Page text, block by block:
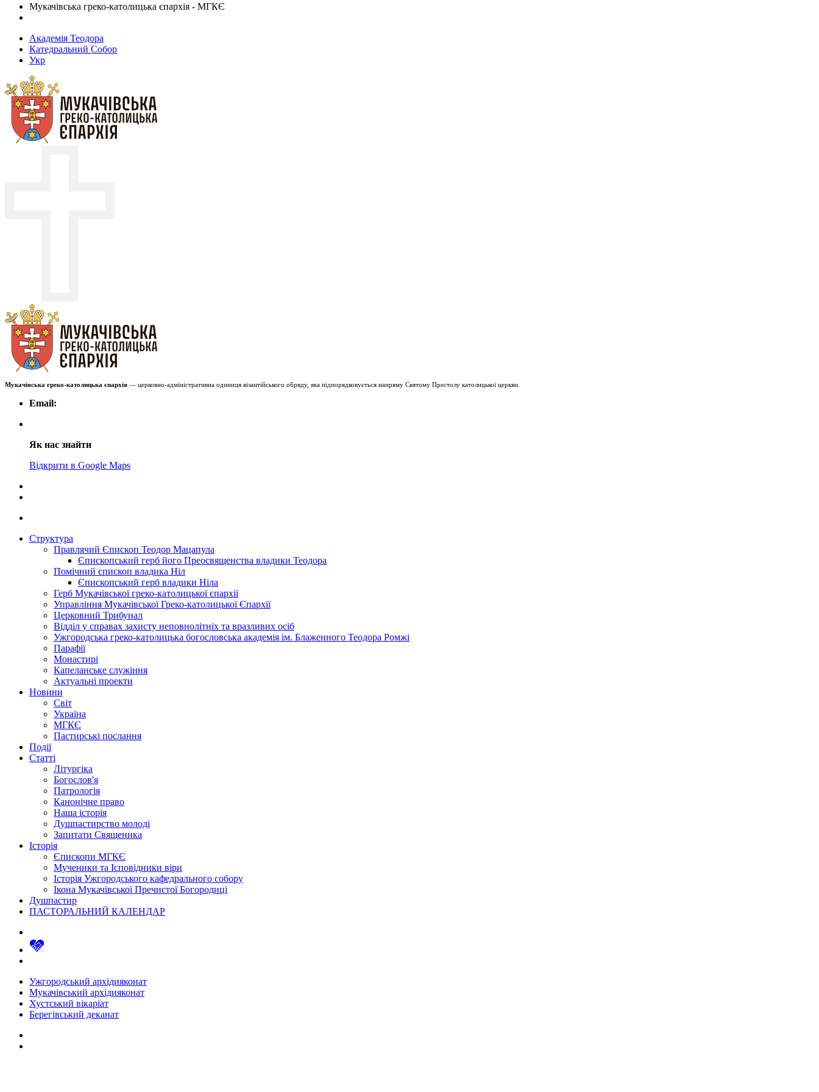
Мукачівська греко-католицька єпархія - МГКЄ
Академія Теодора
Катедральний Собор
Укр
Мукачівська греко-католицька єпархія — церковно-адміністративна одиниця візантійського обряду, яка підпорядковується напряму Святому Престолу католицької церкви.
Email:
Як нас знайти
Відкрити в Google Maps
Структура
Правлячий Єпископ Теодор Мацапула
Єпископський герб його Преосвященства владики Теодора
Помічний єпископ владика Ніл
Єпископський герб владики Ніла
Герб Мукачівської греко-католицької єпархії
Управління Мукачівської Греко-католицької Єпархії
Церковний Трибунал
Відділ у справах захисту неповнолітніх та вразливих осіб
Ужгородська греко-католицька богословська академія ім. Блаженного Теодора Ромжі
Парафії
Монастирі
Капеланське служіння
Актуальні проекти
Новини
Світ
Україна
МГКЄ
Пастирські послання
Події
Статті
Літургіка
Богослов'я
Патрологія
Канонічне право
Наша історія
Душпастирство молоді
Запитати Священика
Історія
Єпископи МГКЄ
Мученики та Ісповідники віри
Історія Ужгородського кафедрального собору
Ікона Мукачівської Пречистої Богородиці
Душпастир
ПАСТОРАЛЬНИЙ КАЛЕНДАР
Ужгородський архідияконат
Мукачівський архідияконат
Хустський вікаріат
Берегівський деканат